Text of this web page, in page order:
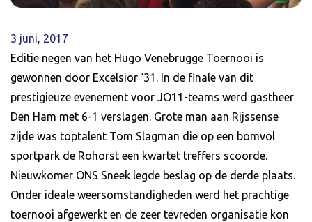
3 juni, 2017
Editie negen van het Hugo Venebrugge Toernooi is
gewonnen door Excelsior ‘31. In de finale van dit
prestigieuze evenement voor JO11-teams werd gastheer
Den Ham met 6-1 verslagen. Grote man aan Rijssense
zijde was toptalent Tom Slagman die op een bomvol
sportpark de Rohorst een kwartet treffers scoorde.
Nieuwkomer ONS Sneek legde beslag op de derde plaats.
Onder ideale weersomstandigheden werd het prachtige
toernooi afgewerkt en de zeer tevreden organisatie kon